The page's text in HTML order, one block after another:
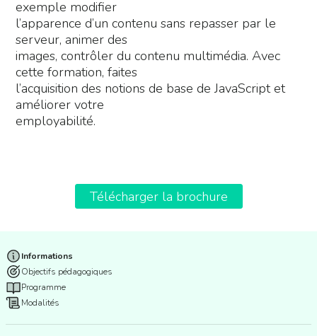
exemple modifier
l’apparence d’un contenu sans repasser par le
serveur, animer des
images, contrôler du contenu multimédia. Avec
cette formation, faites
l’acquisition des notions de base de JavaScript et
améliorer votre
employabilité.
Télécharger la brochure
Informations
Objectifs pédagogiques
Programme
Modalités